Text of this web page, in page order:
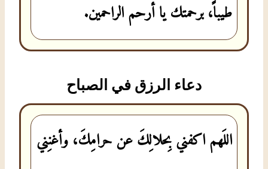
طيباً، برحمتك يا أرحم الراحمين.
دعاء الرزق في الصباح
اللَهم اكفني بِحلالِكَ عن حرامِكَ، وأغنِني